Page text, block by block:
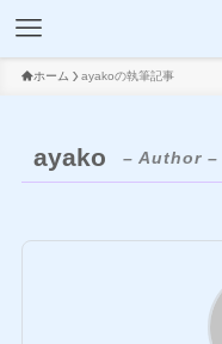
ホーム ayakoの執筆記事
ayako – Author –